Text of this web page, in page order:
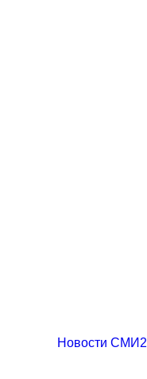
Новости СМИ2